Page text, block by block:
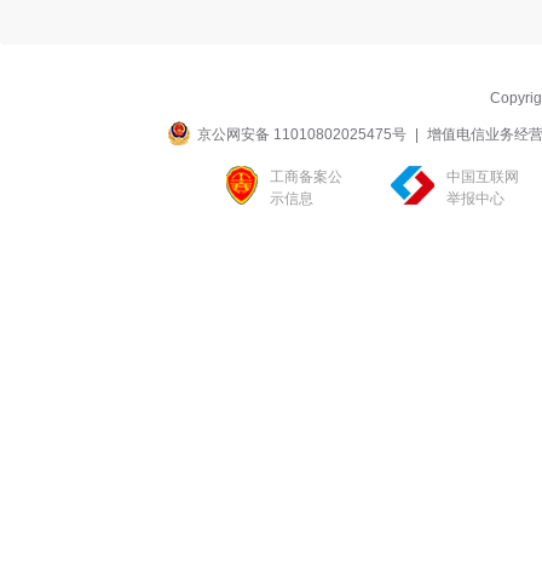
京公网安备 11010802025475号 增值电信业务经
工商备案公
示信息
中国互联网
举报中心